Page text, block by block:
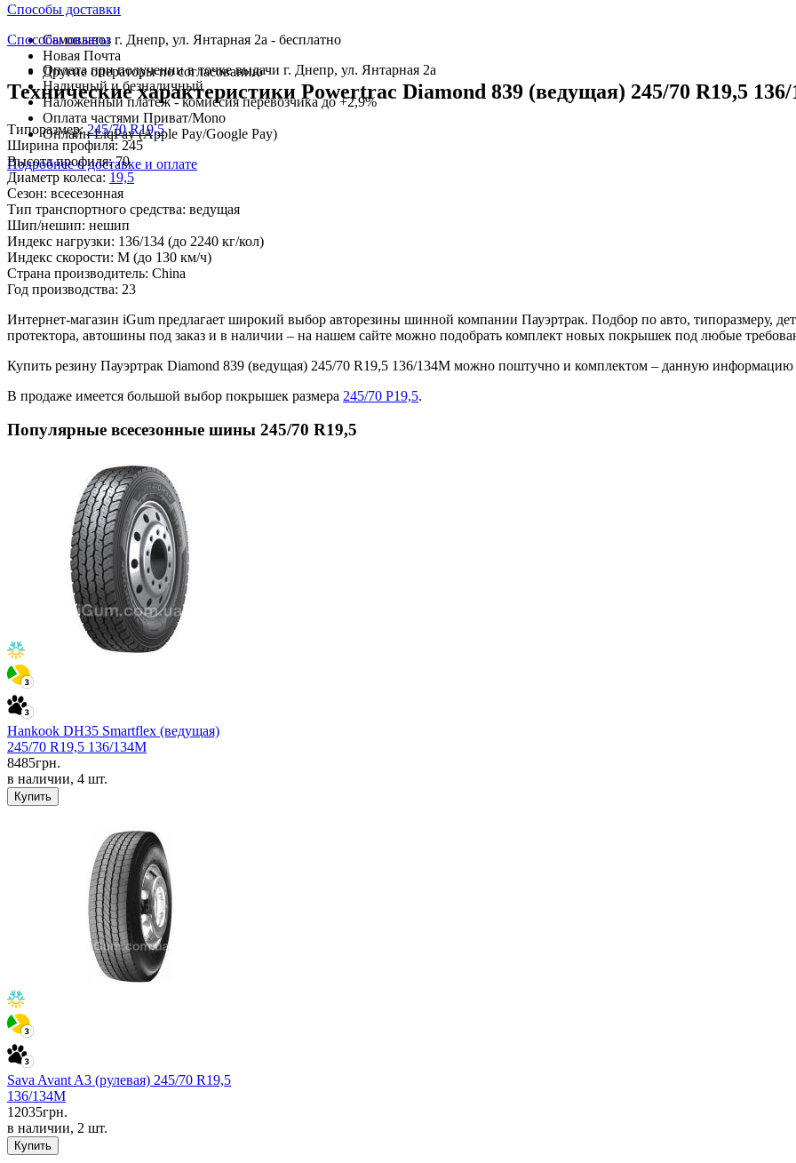
Способы доставки
Самовывоз г. Днепр, ул. Янтарная 2а - бесплатно
Новая Почта
Другие операторы по согласованию
Способы оплаты
Оплата при получении в точке выдачи г. Днепр, ул. Янтарная 2а
Наличный и безналичный
Наложенный платеж - комиссия перевозчика до +2,9%
Оплата частями Приват/Mono
Онлайн LiqPay (Apple Pay/Google Pay)
Подробнее о доставке и оплате
Технические характеристики Powertrac Diamond 839 (ведущая) 245/70 R19,5
Типоразмер:245/70 R19,5
Ширина профиля: 245
Высота профиля:70
Диаметр колеса: 19,5
Сезон: всесезонная
Тип транспортного средства: ведущая
Шип/нешип: нешип
Индекс нагрузки: 136/134 (до 2240 кг/кол)
Индекс скорости: M (до 130 км/ч)
Страна производитель: China
Год производства: 23
Интернет-магазин iGum предлагает широкий выбор авторезины шинной компании Пауэртрак. Подбор по авто, типоразмеру,
протектора, автошины под заказ и в наличии – на нашем сайте можно подобрать комплект новых покрышек под любые
Купить резину Пауэртрак Diamond 839 (ведущая) 245/70 R19,5 136/134M можно поштучно и комплектом – данную
В продаже имеется большой выбор покрышек размера 245/70 Р19,5.
Популярные всесезонные шины 245/70 R19,5
Hankook DH35 Smartflex (ведущая)
245/70 R19,5 136/134M
8485грн.
в наличии, 4 шт.
Купить
Sava Avant A3 (рулевая) 245/70 R19,5
136/134M
12035грн.
в наличии, 2 шт.
Купить